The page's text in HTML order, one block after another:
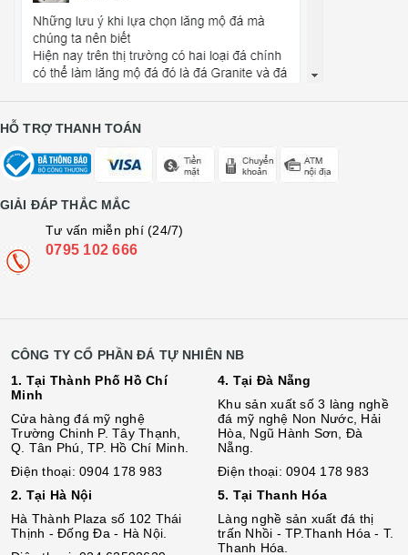
HỖ TRỢ THANH TOÁN
GIẢI ĐÁP THẮC MẮC
Tư vấn miễn phí (24/7)
0795 102 666
CÔNG TY CỔ PHẦN ĐÁ TỰ NHIÊN NB
1. Tại Thành Phố Hồ Chí
Minh
Cửa hàng đá mỹ nghệ
Trường Chinh P. Tây Thạnh,
Q. Tân Phú, TP. Hồ Chí Minh.
Điện thoại: 0904 178 983
2. Tại Hà Nội
Hà Thành Plaza số 102 Thái
Thịnh - Đống Đa - Hà Nội.
4. Tại Đà Nẵng
Khu sản xuất số 3 làng nghề
đá mỹ nghệ Non Nước, Hải
Hòa, Ngũ Hành Sơn, Đà
Nẵng.
Điện thoại: 0904 178 983
5. Tại Thanh Hóa
Làng nghề sản xuất đá thị
trấn Nhồi - TP.Thanh Hóa - T.
Thanh Hóa.